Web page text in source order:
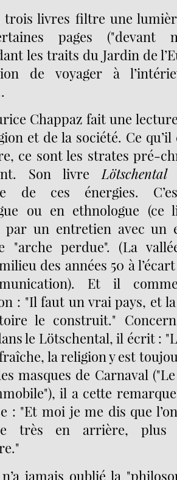
trois livres filtre une
pages ("devant
les traits du Jardin de
de voyager à
Chappaz fait une
et de la société. Ce
ce sont les strates pré-
Son livreLötschental
de ces énergies.
ou en ethnologue (ce
par un entretien avec un
"arche perdue". (La
des années 50 à
Et il
: "Il faut un vrai pays, et
le construit."
le Lötschental, il écrit :
la religion y est
masques de Carnaval
il a cette
: "Et moi je me dis que
très en arrière, plus
jamais oublié la